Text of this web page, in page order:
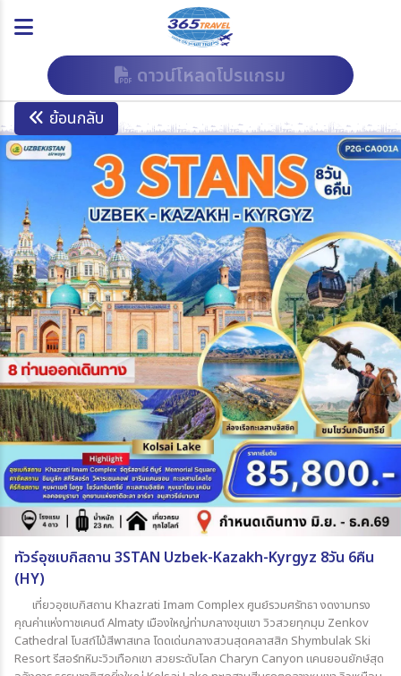
ดาวน์โหลดโปรแกรม
ย้อนกลับ
ทัวร์อุซเบกิสถาน 3STAN Uzbek-Kazakh-Kyrgyz 8วัน 6คืน
(HY)
เที่ยวอุซเบกิสถาน Khazrati Imam Complex ศูนย์รวมศรัทธา งดงามทรง
คุณค่าแห่งทาชเคนต์ Almaty เมืองใหญ่ท่ามกลางขุนเขา วิวสวยทุกมุม Zenkov
Cathedral โบสถ์ไม้สีพาสเทล โดดเด่นกลางสวนสุดคลาสสิก Shymbulak Ski
Resort รีสอร์ทหิมะวิวเทือกเขา สวยระดับโลก Charyn Canyon แคนยอนยักษ์สุด